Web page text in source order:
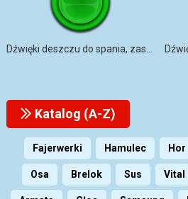
Katalog (A-Z)
Fajerwerki Hamulec Hor
Osa Brelok Sus Vital